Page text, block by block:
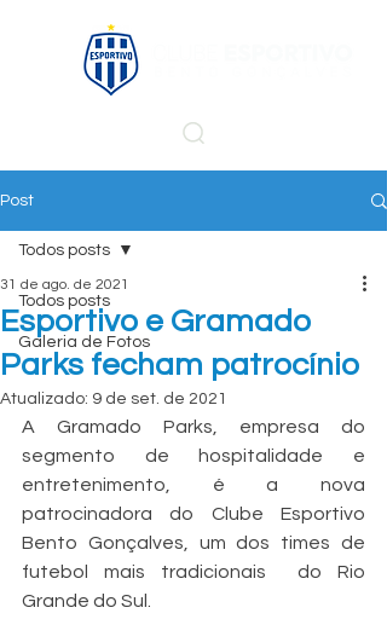
Post
Todos posts
Galeria de Fotos
Todos posts
Esportivo e Gramado
Parks fecham patrocínio
31 de ago. de 2021
Atualizado: 9 de set. de 2021
A Gramado Parks, empresa do
segmento de hospitalidade e
entretenimento, é a nova
patrocinadora do Clube Esportivo
Bento Gonçalves, um dos times de
futebol mais tradicionais  do Rio
Grande do Sul.